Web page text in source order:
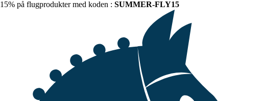
15% på flugprodukter med koden : SUMMER-FLY15